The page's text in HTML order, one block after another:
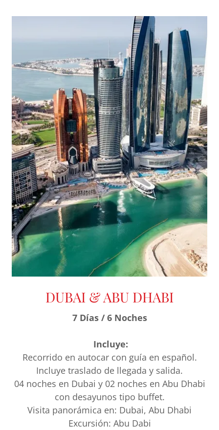
DUBAI & ABU DHABI
7 Días / 6 Noches
Incluye:
Recorrido en autocar con guía en español.
Incluye traslado de llegada y salida.
04 noches en Dubai y 02 noches en Abu Dhabi
con desayunos tipo buffet.
Visita panorámica en: Dubai, Abu Dhabi
Excursión: Abu Dabi